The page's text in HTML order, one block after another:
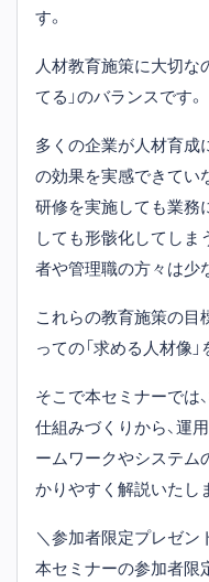
す。
人材教育施策に大切な
てる」のバランスです。
多くの企業が人材育成
の効果を実感できてい
研修を実施しても業務
しても形骸化してし
者や管理職の方々は少
これらの教育施策の目
っての「求める人材像
そこで本セミナーでは
仕組みづくりから、運
ームワークやシステム
かりやすく解説いたし
＼参加者限定プレゼン
本セミナーの参加者限